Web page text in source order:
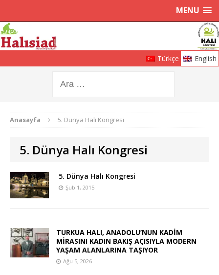
MENU
Türkçe English
Anasayfa 5. Dünya Halı Kongresi
5. Dünya Halı Kongresi
5. Dünya Halı Kongresi
Şub 1, 2015
TURKUA HALI, ANADOLU’NUN KADİM
MİRASINI KADIN BAKIŞ AÇISIYLA MODERN
YAŞAM ALANLARINA TAŞIYOR
Ağu 5, 2026